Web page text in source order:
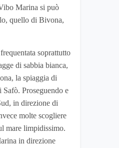
Marina si può
quello di Bivona,
soprattutto
di sabbia bianca,
la spiaggia di
Proseguendo e
in direzione di
molte scogliere
mare limpidissimo.
in direzione